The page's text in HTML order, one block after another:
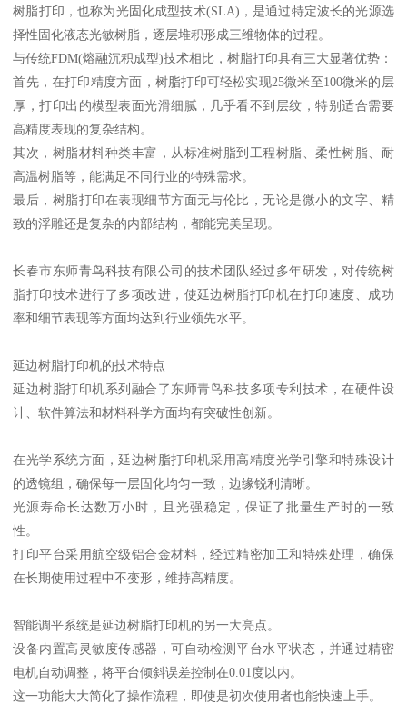
树脂打印，也称为光固化成型技术(SLA)，是通过特定波长的光源选
择性固化液态光敏树脂，逐层堆积形成三维物体的过程。
与传统FDM(熔融沉积成型)技术相比，树脂打印具有三大显著优势：
首先，在打印精度方面，树脂打印可轻松实现25微米至100微米的层
厚，打印出的模型表面光滑细腻，几乎看不到层纹，特别适合需要
高精度表现的复杂结构。
其次，树脂材料种类丰富，从标准树脂到工程树脂、柔性树脂、耐
高温树脂等，能满足不同行业的特殊需求。
最后，树脂打印在表现细节方面无与伦比，无论是微小的文字、精
致的浮雕还是复杂的内部结构，都能完美呈现。
长春市东师青鸟科技有限公司的技术团队经过多年研发，对传统树
脂打印技术进行了多项改进，使延边树脂打印机在打印速度、成功
率和细节表现等方面均达到行业领先水平。
延边树脂打印机的技术特点
延边树脂打印机系列融合了东师青鸟科技多项专利技术，在硬件设
计、软件算法和材料科学方面均有突破性创新。
在光学系统方面，延边树脂打印机采用高精度光学引擎和特殊设计
的透镜组，确保每一层固化均匀一致，边缘锐利清晰。
光源寿命长达数万小时，且光强稳定，保证了批量生产时的一致
性。
打印平台采用航空级铝合金材料，经过精密加工和特殊处理，确保
在长期使用过程中不变形，维持高精度。
智能调平系统是延边树脂打印机的另一大亮点。
设备内置高灵敏度传感器，可自动检测平台水平状态，并通过精密
电机自动调整，将平台倾斜误差控制在0.01度以内。
这一功能大大简化了操作流程，即使是初次使用者也能快速上手。